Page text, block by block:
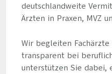
deutschlandweite
Ärzten in Praxen, MVZ
Wir begleiten
transparent bei
unterstützen Sie dabei,